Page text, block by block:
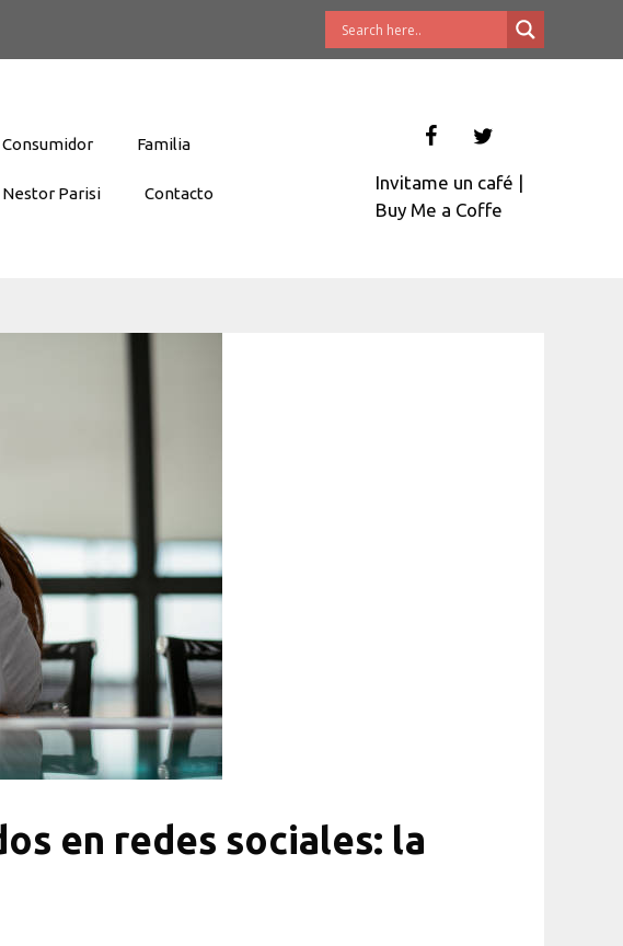
Consumidor Familia
Nestor Parisi Contacto
Invitame un café |
Buy Me a Coffe
en redes sociales: la